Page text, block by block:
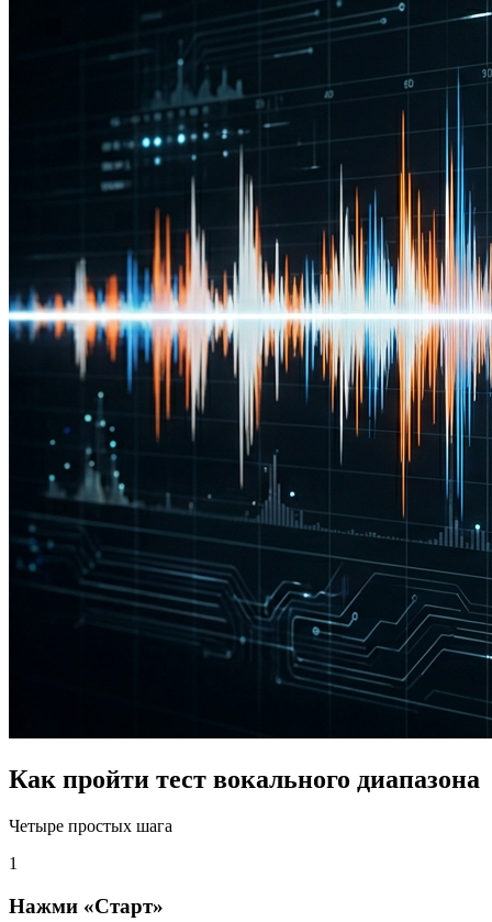
Как пройти тест вокального диапазона
Четыре простых шага
1
Нажми «Старт»